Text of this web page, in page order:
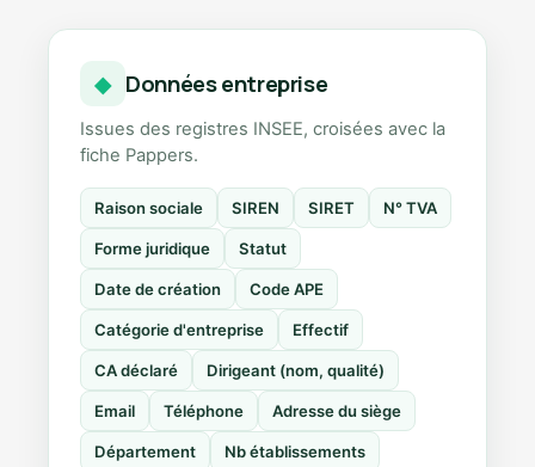
◆ Données entreprise
Issues des registres INSEE, croisées avec la
fiche Pappers.
Raison sociale SIREN SIRET N° TVA
Forme juridique Statut
Date de création Code APE
Catégorie d'entreprise Effectif
CA déclaré Dirigeant (nom, qualité)
Email Téléphone Adresse du siège
Département Nb établissements